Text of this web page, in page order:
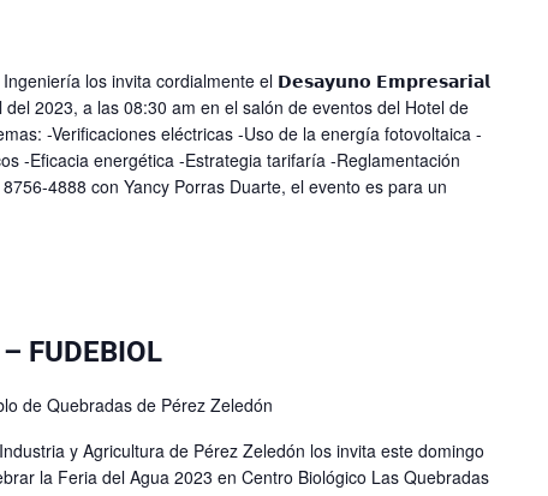
Ingeniería los invita cordialmente el 𝗗𝗲𝘀𝗮𝘆𝘂𝗻𝗼 𝗘𝗺𝗽𝗿𝗲𝘀𝗮𝗿𝗶𝗮𝗹
2023, a las 08:30 am en el salón de eventos del Hotel de
-Verificaciones eléctricas -Uso de la energía fotovoltaica -
-Eficacia energética -Estrategia tarifaría -Reglamentación
4888 con Yancy Porras Duarte, el evento es para un
FUDEBIOL
de Quebradas de Pérez Zeledón
y Agricultura de Pérez Zeledón los invita este domingo
la Feria del Agua 2023 en Centro Biológico Las Quebradas